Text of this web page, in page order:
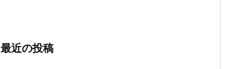
最近の投稿